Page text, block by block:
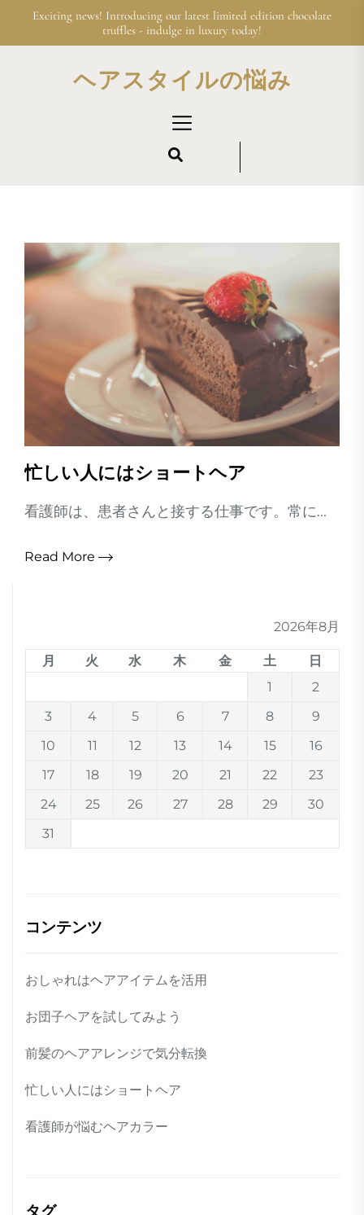
the
Exciting news! Introducing our latest limited edition chocolate
truffles - indulge in luxury today!
ヘアスタイルの悩み
忙しい人にはショートヘア
看護師は、患者さんと接する仕事です。常に...
Read More
2026年8月
月 火 水 木 金 土
日
1
2
3
4 5 6 7 8
9
10
11 12 13 14 15
16
17
18 19 20 21 22
23
24
25 26 27 28 29
30
31
コンテンツ
おしゃれはヘアアイテムを活用
お団子ヘアを試してみよう
前髪のヘアアレンジで気分転換
忙しい人にはショートヘア
看護師が悩むヘアカラー